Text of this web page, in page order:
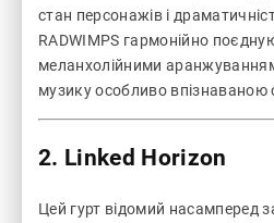
стан персонажів і
RADWIMPS гармонійно
меланхолійними
музику особливо впізнаваною
2. Linked Horizon
Цей гурт відомий насамперед